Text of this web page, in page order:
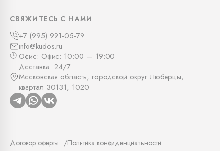
СВЯЖИТЕСЬ С НАМИ
+7 (995) 991-05-79
info@kudos.ru
Офис: Офис: 10:00 — 19:00
Доставка: 24/7
Московская область, городской округ Люберцы,
квартал 30131, 1020
Договор оферты Политика конфиденциальности